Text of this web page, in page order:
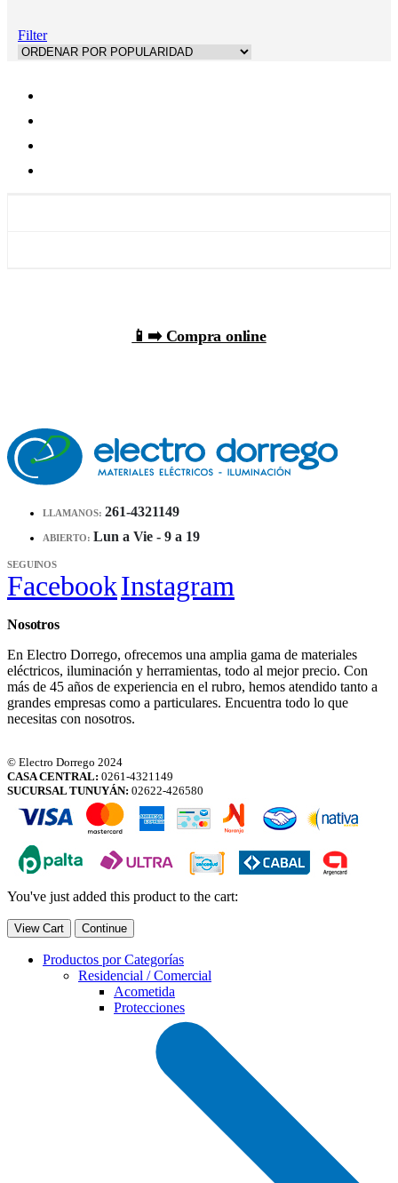
Filter
📱➡️ Compra online
LLAMANOS: 261-4321149
ABIERTO: Lun a Vie - 9 a 19
SEGUINOS
FacebookInstagram
Nosotros
En Electro Dorrego, ofrecemos una amplia gama de materiales
eléctricos, iluminación y herramientas, todo al mejor precio. Con
más de 45 años de experiencia en el rubro, hemos atendido tanto a
grandes empresas como a particulares. Encuentra todo lo que
necesitas con nosotros.
© Electro Dorrego 2024
CASA CENTRAL: 0261-4321149
SUCURSAL TUNUYÁN: 02622-426580
You've just added this product to the cart:
View Cart Continue
Productos por Categorías
Residencial / Comercial
Acometida
Protecciones